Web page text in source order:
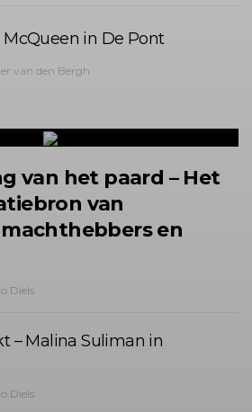
McQueen in De Pont
van den Bergh
van het paard – Het
van
en
Diels
– Malina Suliman in
Diels